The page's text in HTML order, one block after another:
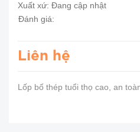
Xuất xứ: Đang cập nhật
Đánh giá:
Liên hệ
Lốp bố thép tuổi thọ cao, an